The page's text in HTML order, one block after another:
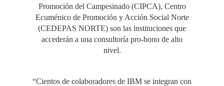
Promoción del Campesinado (CIPCA), Centro
Ecuménico de Promoción y Acción Social Norte
(CEDEPAS NORTE) son las instituciones que
accederán a una consultoría pro-bono de alto
nivel.
“Cientos de colaboradores de IBM se integran con